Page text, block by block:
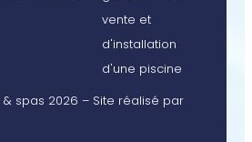
vente et
d'installation
d'une piscine
spas 2026 – Site réalisé par